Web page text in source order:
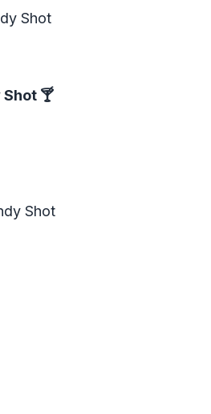
Shot
Shot 🍸
Shot